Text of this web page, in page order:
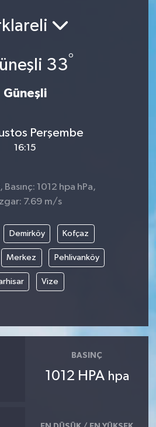
33°
Güneşli
Perşembe
16:15
Basınç: 1012 hpa hPa,
7.69 m/s
Demirköy Kofçaz
Merkez Pehlivanköy
Vize
BASINÇ
1012 HPA hpa